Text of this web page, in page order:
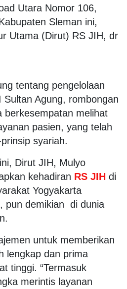
Utara Nomor 106,
Sleman ini,
Utama (Dirut) RS JIH, dr
tentang pengelolaan
Agung, rombongan
berkesempatan melihat
pasien, yang telah
syariah.
Dirut JIH, Mulyo
kehadiran RS JIH di
Yogyakarta
pun demikian di dunia
untuk memberikan
lengkap dan prima
tinggi. “Termasuk
merintis layanan